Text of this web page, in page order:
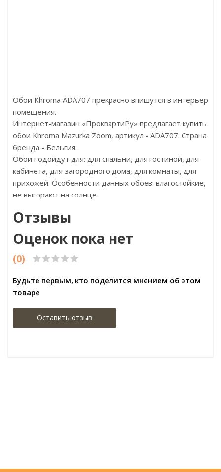
Обои Khroma ADA707 прекрасно впишутся в интерьер
помещения.
Интернет-магазин «ПроквартиРу» предлагает купить
обои Khroma Mazurka Zoom, артикул - ADA707. Страна
бренда - Бельгия.
Обои подойдут для: для спальни, для гостиной, для
кабинета, для загородного дома, для комнаты, для
прихожей. Особенности данных обоев: влагостойкие,
не выгорают на солнце.
Отзывы
Оценок пока нет
(0)
Будьте первым, кто поделится мнением об этом
товаре
Оставить отзыв